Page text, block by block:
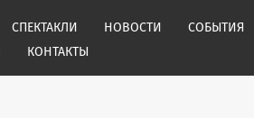
СПЕКТАКЛИ НОВОСТИ СОБЫТИЯ
КОНТАКТЫ